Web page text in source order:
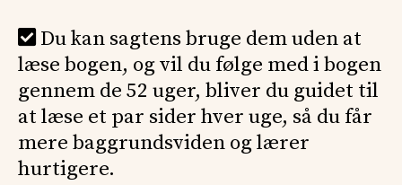
Du kan sagtens bruge dem uden at
læse bogen, og vil du følge med i bogen
gennem de 52 uger, bliver du guidet til
at læse et par sider hver uge, så du får
mere baggrundsviden og lærer
hurtigere.